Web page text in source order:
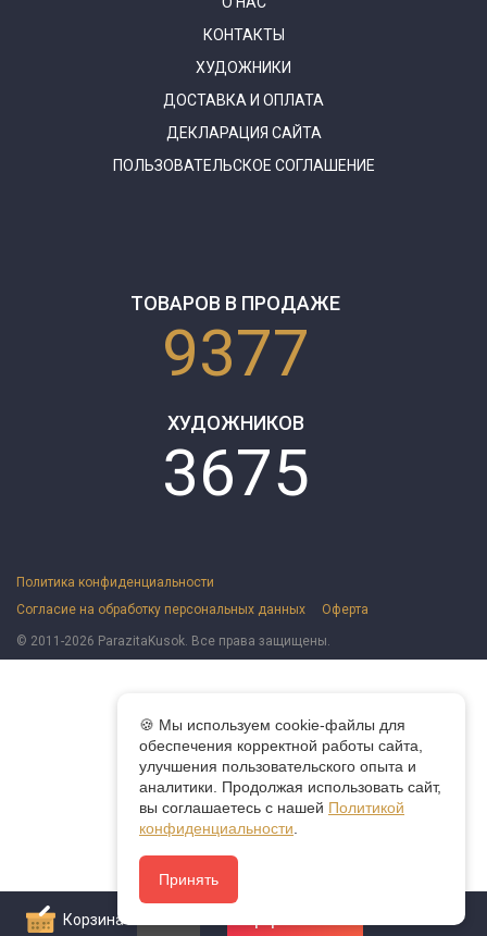
Корзина
КОНТАКТЫ
ХУДОЖНИКИ
ДОСТАВКА И ОПЛАТА
ДЕКЛАРАЦИЯ САЙТА
ПОЛЬЗОВАТЕЛЬСКОЕ СОГЛАШЕНИЕ
ТОВАРОВ В ПРОДАЖЕ
9377
ХУДОЖНИКОВ
3675
🍪 Мы используем cookie-файлы для
обеспечения корректной работы сайта,
улучшения пользовательского опыта и
аналитики. Продолжая использовать сайт,
вы соглашаетесь с нашей Политикой
конфиденциальности
Принять
Политика конфиденциальности
Согласие на обработку персональных данных
Оферта
© 2011-2026 ParazitaKusok. Все права защищены.